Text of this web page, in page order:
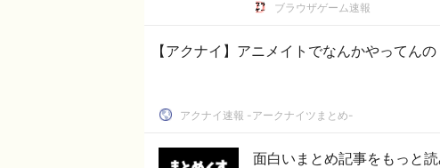
ブラウザゲーム速報
【アクナイ】アニメイトでなんかやってんの
アクナイ速報 -アークナイツまとめ-
面白いまとめ記事をもっと